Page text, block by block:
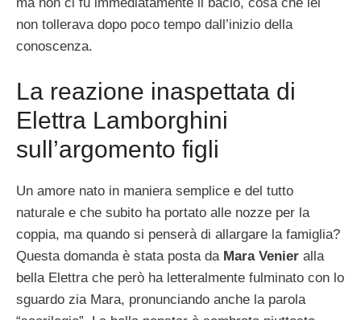
non tollerava dopo poco tempo dall’inizio della
conoscenza.
La reazione inaspettata di
Elettra Lamborghini
sull’argomento figli
Un amore nato in maniera semplice e del tutto
naturale e che subito ha portato alle nozze per la
coppia, ma quando si penserà di allargare la famiglia?
Questa domanda è stata posta da Mara Venier alla
bella Elettra che però ha letteralmente fulminato con lo
sguardo zia Mara, pronunciando anche la parola